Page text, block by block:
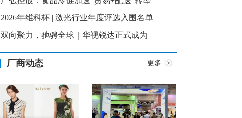
2026年维科杯 | 激光行业年度评选入围名单
双向聚力，驰骋全球｜华视锐达正式成为
厂商动态 更多